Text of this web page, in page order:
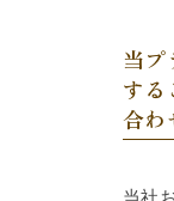
当プ
する
合わ
当社